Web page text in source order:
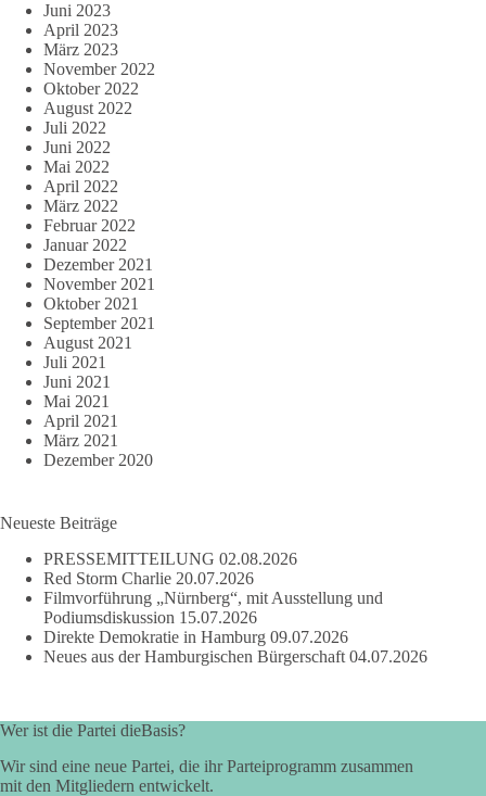
Juni 2023
April 2023
März 2023
November 2022
Oktober 2022
August 2022
Juli 2022
Juni 2022
Mai 2022
April 2022
März 2022
Februar 2022
Januar 2022
Dezember 2021
November 2021
Oktober 2021
September 2021
August 2021
Juli 2021
Juni 2021
Mai 2021
April 2021
März 2021
Dezember 2020
Neueste Beiträge
PRESSEMITTEILUNG 02.08.2026
Red Storm Charlie 20.07.2026
Filmvorführung „Nürnberg“, mit Ausstellung und
Podiumsdiskussion 15.07.2026
Direkte Demokratie in Hamburg 09.07.2026
Neues aus der Hamburgischen Bürgerschaft 04.07.2026
Wer ist die Partei dieBasis?
Wir sind eine neue Partei, die ihr Parteiprogramm zusammen
mit den Mitgliedern entwickelt.